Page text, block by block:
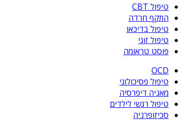
טיפול CBT
התקף חרדה
טיפול בדיכאו
טיפול זוגי
פוסט טראומה
OCD
טיפול פסיכולוגי
מאניה דיפרסיה
טיפול רגשי לילדים
סכיזופרניה